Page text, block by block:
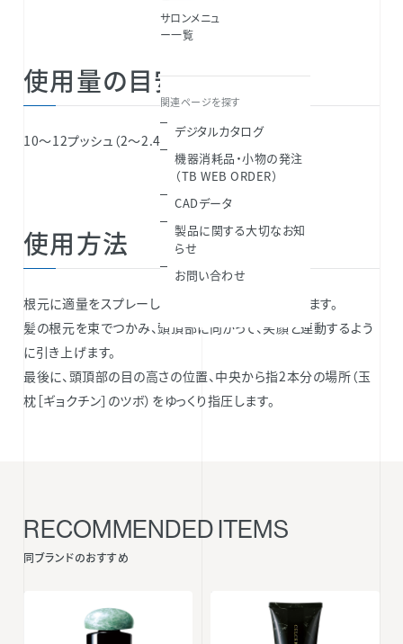
サロンメニュ
ー一覧
関連ページを探す
デジタルカタログ
機器消耗品・小物の発注
（TB WEB ORDER）
CADデータ
製品に関する大切なお知
らせ
お問い合わせ
使用量の目安
10～12プッシュ（2～2.4mL）
使用方法
根元に適量をスプレーし、軽くさするようになじませます。
髪の根元を束でつかみ、頭頂部に向かって、笑顔と連動するよう
に引き上げます。
最後に、頭頂部の目の高さの位置、中央から指2本分の場所（玉
枕［ギョクチン］のツボ）をゆっくり指圧します。
RECOMMENDED ITEMS
同ブランドのおすすめ